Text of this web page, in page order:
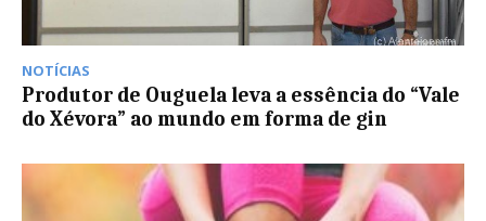
NOTÍCIAS
Produtor de Ouguela leva a essência do “Vale
do Xévora” ao mundo em forma de gin